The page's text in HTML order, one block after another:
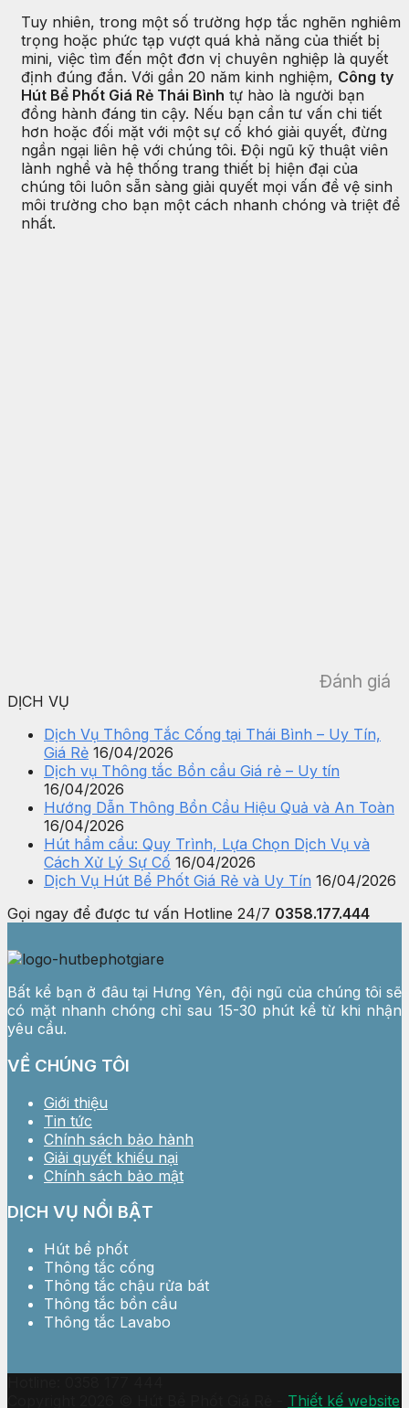
Tuy nhiên, trong một số trường hợp tắc nghẽn nghiêm
trọng hoặc phức tạp vượt quá khả năng của thiết bị
mini, việc tìm đến một đơn vị chuyên nghiệp là quyết
định đúng đắn. Với gần 20 năm kinh nghiệm, Công ty
Hút Bể Phốt Giá Rẻ Thái Bình tự hào là người bạn
đồng hành đáng tin cậy. Nếu bạn cần tư vấn chi tiết
hơn hoặc đối mặt với một sự cố khó giải quyết, đừng
ngần ngại liên hệ với chúng tôi. Đội ngũ kỹ thuật viên
lành nghề và hệ thống trang thiết bị hiện đại của
chúng tôi luôn sẵn sàng giải quyết mọi vấn đề vệ sinh
môi trường cho bạn một cách nhanh chóng và triệt để
nhất.
Đánh giá
DỊCH VỤ
Dịch Vụ Thông Tắc Cống tại Thái Bình – Uy Tín,
Giá Rẻ 16/04/2026
Dịch vụ Thông tắc Bồn cầu Giá rẻ – Uy tín
16/04/2026
Hướng Dẫn Thông Bồn Cầu Hiệu Quả và An Toàn
16/04/2026
Hút hầm cầu: Quy Trình, Lựa Chọn Dịch Vụ và
Cách Xử Lý Sự Cố 16/04/2026
Dịch Vụ Hút Bể Phốt Giá Rẻ và Uy Tín 16/04/2026
Gọi ngay để được tư vấn Hotline 24/7 0358.177.444
Bất kể bạn ở đâu tại Hưng Yên, đội ngũ của chúng tôi sẽ
có mặt nhanh chóng chỉ sau 15-30 phút kể từ khi nhận
yêu cầu.
VỀ CHÚNG TÔI
Giới thiệu
Tin tức
Chính sách bảo hành
Giải quyết khiếu nại
Chính sách bảo mật
DỊCH VỤ NỔI BẬT
Hút bể phốt
Thông tắc cống
Thông tắc chậu rửa bát
Thông tắc bồn cầu
Thông tắc Lavabo
Thiết kế website